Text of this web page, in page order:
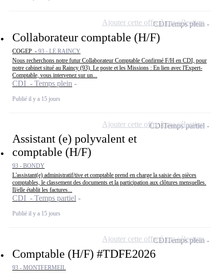
Collaborateur comptable (H/F)
COGEP - 93 - LE RAINCY
Nous recherchons notre futur Collaborateur Comptable Confirmé F/H en CDI, pour
notre cabinet situé au Raincy (93). Le poste et les Missions : En lien avec l'Expert-
Comptable, vous intervenez sur un...
CDI - Temps plein
Publié il y a 15 jours
CDITemps plein
Ajouter cette offre à ma sélection
Assistant (e) polyvalent et
comptable (H/F)
93 - BONDY
L'assistant(e) administratif/tive et comptable prend en charge la saisie des pièces
comptables, le classement des documents et la participation aux clôtures mensuelles.
Il/elle établit les factures...
CDI - Temps partiel
Publié il y a 15 jours
CDITemps partiel
Ajouter cette offre à ma sélection
Comptable (H/F) #TDFE2026
93 - MONTFERMEIL
CDITemps plein
Ajouter cette offre à ma sélection